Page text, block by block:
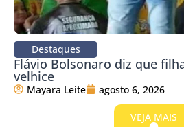
Destaques
Flávio Bolsonaro diz que
velhice
Mayara Leite agosto 6, 2026
VEJA MAIS